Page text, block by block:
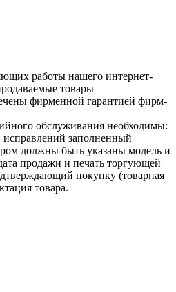
работы нашего интернет-
товары
фирменной гарантией фирм-
обслуживания необходимы:
заполненный
должны быть указаны модель и
продажи и печать торгующей
покупку (товарная
товара.